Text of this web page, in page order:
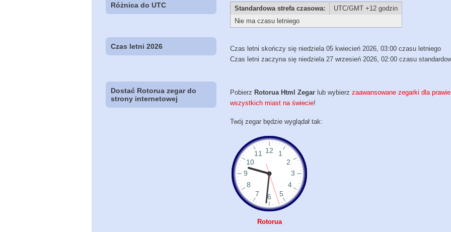
Różnica do UTC Standardowa strefa czasowa:
UTC/GMT +12 godzin
Nie ma czasu letniego
Czas letni 2026
Czas letni skończy się niedziela 05 kwiecień 2026, 03:00 czasu letniego
Czas letni zaczyna się niedziela 27 wrzesień 2026, 02:00 czasu
Dostać Rotorua zegar do
strony internetowej
Pobierz Rotorua Html Zegar lub wybierzzaawansowane zegarki dla prawie
wszystkich miast na świecie!
Twój zegar będzie wyglądał tak:
Rotorua